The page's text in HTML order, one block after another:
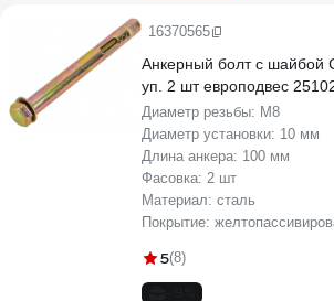
16370565
Анкерный болт с шайбой
уп. 2 шт европодвес
Диаметр резьбы: М8
Диаметр установки: 10 мм
Длина анкера: 100 мм
Фасовка: 2 шт
Материал: сталь
Покрытие:
5(8)